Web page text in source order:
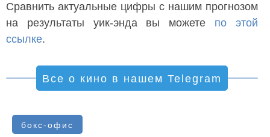
Сравнить актуальные цифры с нашим прогнозом
на результаты уик-энда вы можете по этой
ссылке.
Все о кино в нашем Telegram
бокс-офис